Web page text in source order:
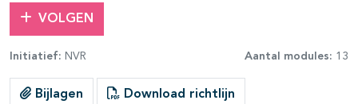
VOLGEN
Initiatief: NVR Aantal modules: 13
Bijlagen Download richtlijn
open- en dichtklappen